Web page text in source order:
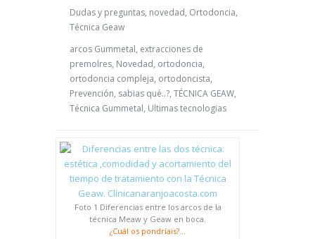
Dudas y preguntas, novedad, Ortodoncia,
Técnica Geaw
arcos Gummetal, extracciones de
premolres, Novedad, ortodoncia,
ortodoncia compleja, ortodoncista,
Prevención, sabias qué..?, TÉCNICA GEAW,
Técnica Gummetal, Ultimas tecnologias
Foto 1 Diferencias entre los arcos de la
técnica Meaw y Geaw en boca.
¿Cuál os pondríais?…